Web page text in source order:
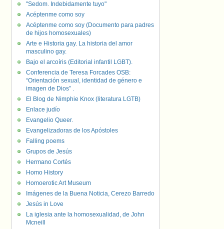
"Sedom. Indebidamente tuyo"
Acéptenme como soy
Acéptenme como soy (Documento para padres
de hijos homosexuales)
Arte e Historia gay. La historia del amor
masculino gay.
Bajo el arcoíris (Editorial infantil LGBT).
Conferencia de Teresa Forcades OSB:
“Orientación sexual, identidad de género e
imagen de Dios” .
El Blog de Nimphie Knox (literatura LGTB)
Enlace judío
Evangelio Queer.
Evangelizadoras de los Apóstoles
Falling poems
Grupos de Jesús
Hermano Cortés
Homo History
Homoerotic Art Museum
Imágenes de la Buena Noticia, Cerezo Barredo
Jesús in Love
La iglesia ante la homosexualidad, de John
Mcneill